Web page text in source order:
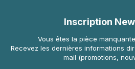
Inscription
Vous êtes la pièce
Recevez les dernières informations
mail (promotions,